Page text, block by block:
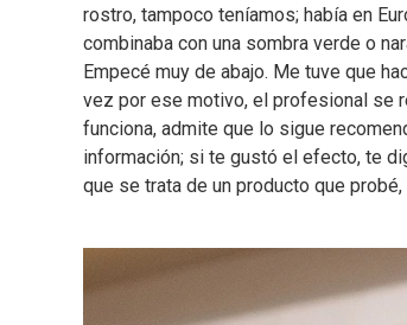
rostro, tampoco teníamos; había en
combinaba con una sombra verde o
Empecé muy de abajo. Me tuve que
vez por ese motivo, el profesional se
funciona, admite que lo sigue
información; si te gustó el efecto, te
que se trata de un producto que